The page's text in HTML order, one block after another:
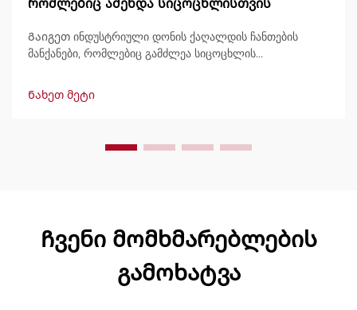
რომლებიც აშენდა სიცოცხლისთვის
Გაიგეთ ინდუსტრიული დონის ქაღალდის ჩანთების
მანქანები, რომლებიც გამძლეა სიცოცხლის
მსოფლიოში ნდობით გამოიყენება გამძლეობის,
მარტივად მართვის და მინიმალური შესვენების გამო.
Ნახეთ მეტი
Ჩვენი მომხმარებლების
გამოხატვა